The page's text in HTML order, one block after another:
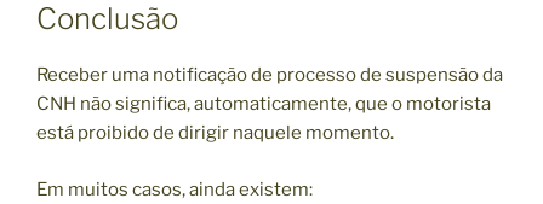
Conclusão
Receber uma notificação de processo de suspensão da
CNH não significa, automaticamente, que o motorista
está proibido de dirigir naquele momento.
Em muitos casos, ainda existem: